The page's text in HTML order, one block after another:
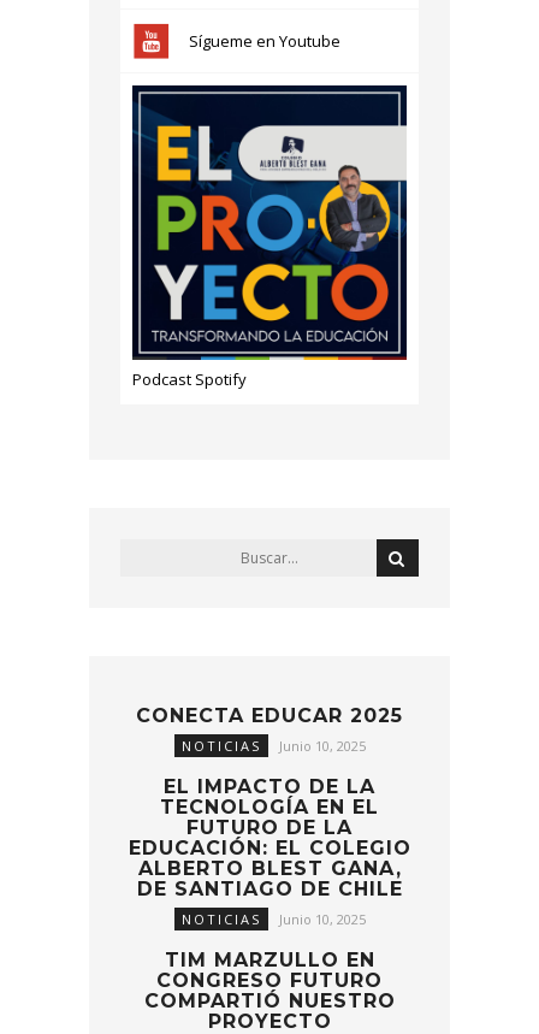
Sígueme en Youtube
Podcast Spotify
CONECTA EDUCAR 2025
NOTICIAS Junio 10, 2025
EL IMPACTO DE LA
TECNOLOGÍA EN EL
FUTURO DE LA
EDUCACIÓN: EL COLEGIO
ALBERTO BLEST GANA,
DE SANTIAGO DE CHILE
NOTICIAS Junio 10, 2025
TIM MARZULLO EN
CONGRESO FUTURO
COMPARTIÓ NUESTRO
PROYECTO